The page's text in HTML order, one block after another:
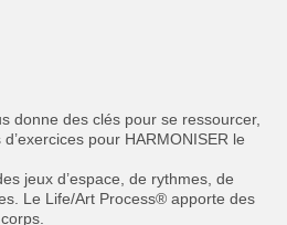
donne des clés pour se ressourcer,
pour HARMONISER le
jeux d’espace, de rythmes, de
Le Life/Art Process® apporte des